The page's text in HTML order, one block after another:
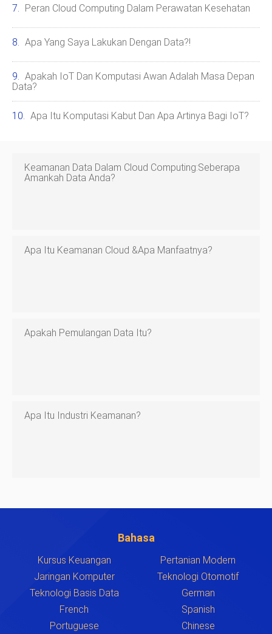
Peran Cloud Computing Dalam Perawatan Kesehatan
Apa Yang Saya Lakukan Dengan Data?!
Apakah IoT Dan Komputasi Awan Adalah Masa Depan
Data?
Apa Itu Komputasi Kabut Dan Apa Artinya Bagi IoT?
Keamanan Data Dalam Cloud Computing:Seberapa
Amankah Data Anda?
Apa Itu Keamanan Cloud &Apa Manfaatnya?
Apakah Pemulangan Data Itu?
Apa Itu Industri Keamanan?
Bahasa
Kursus Keuangan
Pertanian Modern
Jaringan Komputer
Teknologi Otomotif
Teknologi Basis Data
German
French
Spanish
Portuguese
Chinese